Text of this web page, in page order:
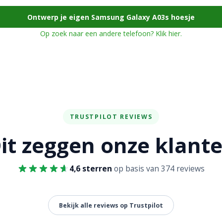
Ontwerp je eigen Samsung Galaxy A03s hoesje
Op zoek naar een andere telefoon? Klik hier.
TRUSTPILOT REVIEWS
zeggen onze
4,6 sterren op basis van 374 reviews
Bekijk alle reviews op Trustpilot